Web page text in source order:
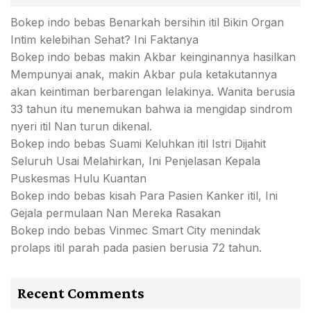
Bokep indo bebas Benarkah bersihin itil Bikin Organ
Intim kelebihan Sehat? Ini Faktanya
Bokep indo bebas makin Akbar keinginannya hasilkan
Mempunyai anak, makin Akbar pula ketakutannya
akan keintiman berbarengan lelakinya. Wanita berusia
33 tahun itu menemukan bahwa ia mengidap sindrom
nyeri itil Nan turun dikenal.
Bokep indo bebas Suami Keluhkan itil Istri Dijahit
Seluruh Usai Melahirkan, Ini Penjelasan Kepala
Puskesmas Hulu Kuantan
Bokep indo bebas kisah Para Pasien Kanker itil, Ini
Gejala permulaan Nan Mereka Rasakan
Bokep indo bebas Vinmec Smart City menindak
prolaps itil parah pada pasien berusia 72 tahun.
Recent Comments